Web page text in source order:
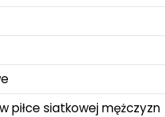
piłce siatkowej mężczyzn